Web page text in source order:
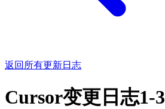
返回所有更新日志
Cursor变更日志1-3